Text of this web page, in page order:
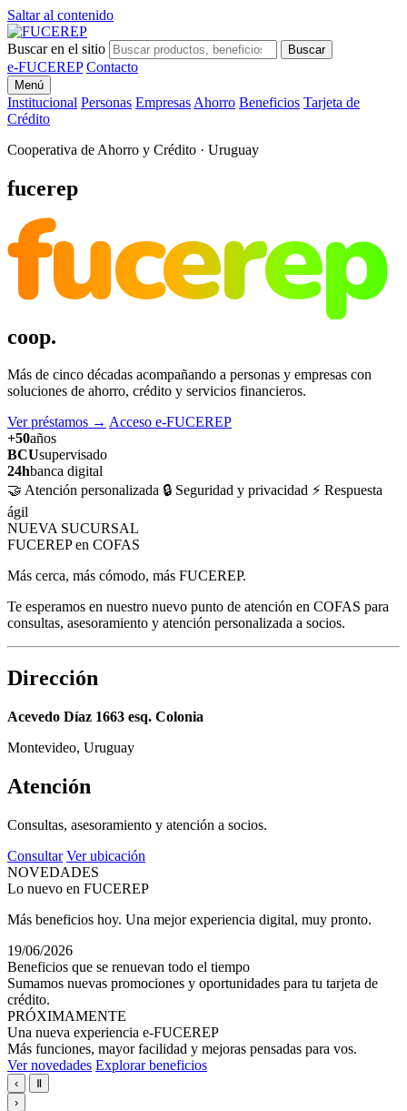
Saltar al contenido
Buscar en el sitio Buscar
e-FUCEREP Contacto
Menú
Institucional Personas Empresas Ahorro Beneficios Tarjeta de
Crédito
Cooperativa de Ahorro y Crédito · Uruguay
fucerep
fucerep
coop.
Más de cinco décadas acompañando a personas y empresas con
soluciones de ahorro, crédito y servicios financieros.
Ver préstamos → Acceso e-FUCEREP
+50años
BCUsupervisado
24hbanca digital
🤝 Atención personalizada 🔒 Seguridad y privacidad ⚡ Respuesta
ágil
NUEVA SUCURSAL
FUCEREP en COFAS
Más cerca, más cómodo, más FUCEREP.
Te esperamos en nuestro nuevo punto de atención en COFAS para
consultas, asesoramiento y atención personalizada a socios.
Dirección
Acevedo Díaz 1663 esq. Colonia
Montevideo, Uruguay
Atención
Consultas, asesoramiento y atención a socios.
Consultar Ver ubicación
NOVEDADES
Lo nuevo en FUCEREP
Más beneficios hoy. Una mejor experiencia digital, muy pronto.
19/06/2026
Beneficios que se renuevan todo el tiempo
Sumamos nuevas promociones y oportunidades para tu tarjeta de
crédito.
PRÓXIMAMENTE
Una nueva experiencia e-FUCEREP
Más funciones, mayor facilidad y mejoras pensadas para vos.
Ver novedades Explorar beneficios
‹
Ⅱ
›